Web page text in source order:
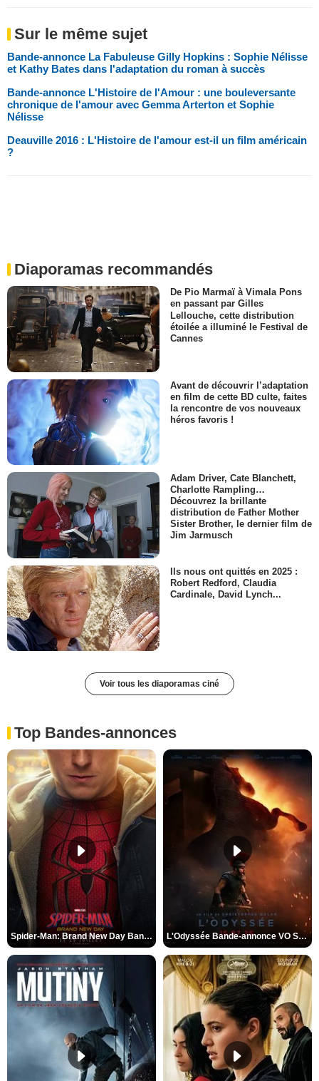
Sur le même sujet
Bande-annonce La Fabuleuse Gilly Hopkins : Sophie Nélisse
et Kathy Bates dans l'adaptation du roman à succès
Bande-annonce L'Histoire de l'Amour : une bouleversante
chronique de l'amour avec Gemma Arterton et Sophie
Nélisse
Deauville 2016 : L'Histoire de l'amour est-il un film américain
?
Diaporamas recommandés
De Pio Marmaï à Vimala Pons
en passant par Gilles
Lellouche, cette distribution
étoilée a illuminé le Festival de
Cannes
Avant de découvrir l’adaptation
en film de cette BD culte, faites
la rencontre de vos nouveaux
héros favoris !
Adam Driver, Cate Blanchett,
Charlotte Rampling…
Découvrez la brillante
distribution de Father Mother
Sister Brother, le dernier film de
Jim Jarmusch
Ils nous ont quittés en 2025 :
Robert Redford, Claudia
Cardinale, David Lynch...
Voir tous les diaporamas ciné
Top Bandes-annonces
Spider-Man: Brand New Day Bande-annonce VO STFR L'Odyssée Bande-annonce VO STFR